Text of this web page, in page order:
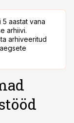
aastat vana
arhiivi.
arhiveeritud